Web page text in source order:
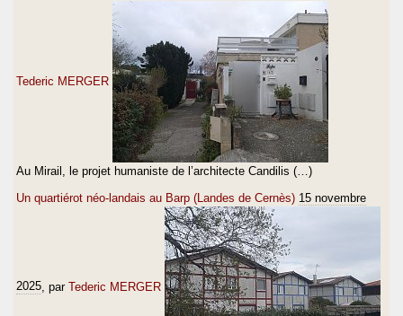
Tederic MERGER
Au Mirail, le projet humaniste de l’architecte Candilis (…)
Un quartiérot néo-landais au Barp (Landes de Cernès) 15 novembre
2025 , par Tederic MERGER